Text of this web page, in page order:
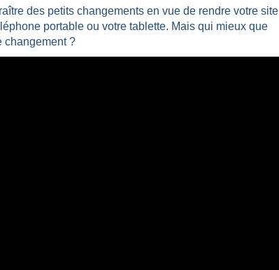
des petits changements en vue de rendre votre site
portable ou votre tablette. Mais qui mieux que
changement ?